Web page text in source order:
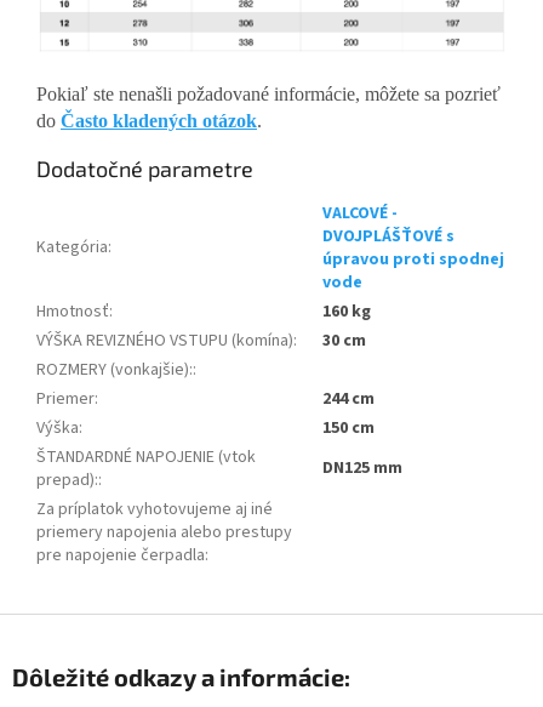
Pokiaľ ste nenašli požadované informácie, môžete sa pozrieť
do Často kladených otázok.
Dodatočné parametre
Kategória:
VALCOVÉ -
DVOJPLÁŠŤOVÉ s
úpravou proti spodnej
vode
Hmotnosť:
160 kg
VÝŠKA REVIZNÉHO VSTUPU (komína):
30 cm
ROZMERY (vonkajšie)::
Priemer:
244 cm
Výška:
150 cm
ŠTANDARDNÉ NAPOJENIE (vtok
prepad)::
DN125 mm
Za príplatok vyhotovujeme aj iné
priemery napojenia alebo prestupy
pre napojenie čerpadla:
Dôležité odkazy a informácie: